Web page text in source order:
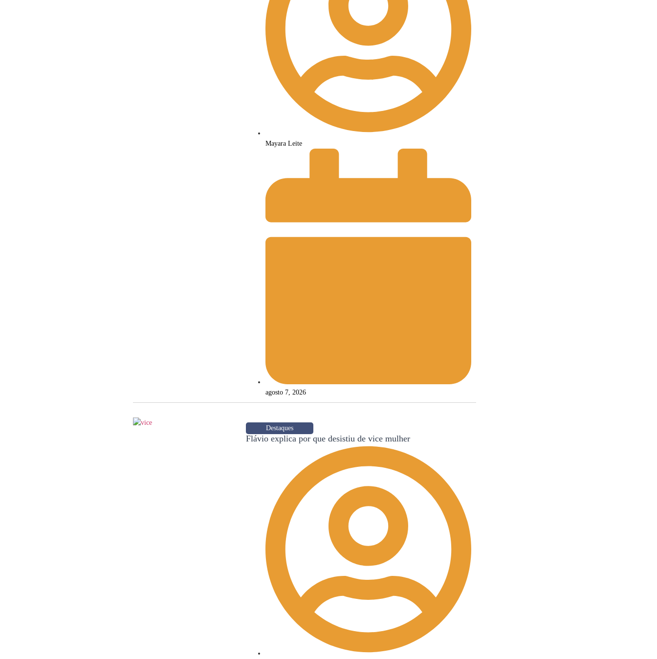
Mayara Leite
agosto 7, 2026
Destaques
Flávio explica por que desistiu de vice mulher